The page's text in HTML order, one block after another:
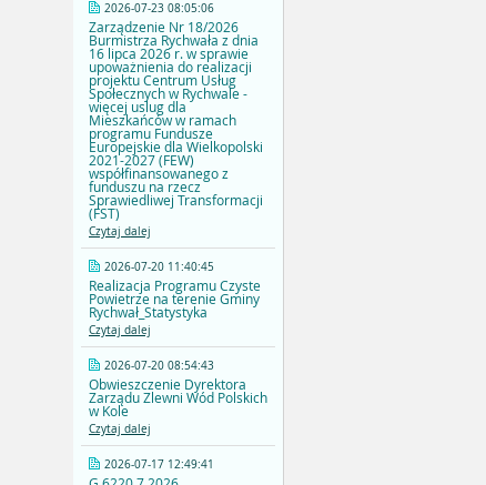
2026-07-23 08:05:06
Zarządzenie Nr 18/2026
Burmistrza Rychwała z dnia
16 lipca 2026 r. w sprawie
upoważnienia do realizacji
projektu Centrum Usług
Społecznych w Rychwale -
więcej uslug dla
Mieszkańców w ramach
programu Fundusze
Europejskie dla Wielkopolski
2021-2027 (FEW)
współfinansowanego z
funduszu na rzecz
Sprawiedliwej Transformacji
(FST)
Czytaj dalej
2026-07-20 11:40:45
Realizacja Programu Czyste
Powietrze na terenie Gminy
Rychwał_Statystyka
Czytaj dalej
2026-07-20 08:54:43
Obwieszczenie Dyrektora
Zarządu Zlewni Wód Polskich
w Kole
Czytaj dalej
2026-07-17 12:49:41